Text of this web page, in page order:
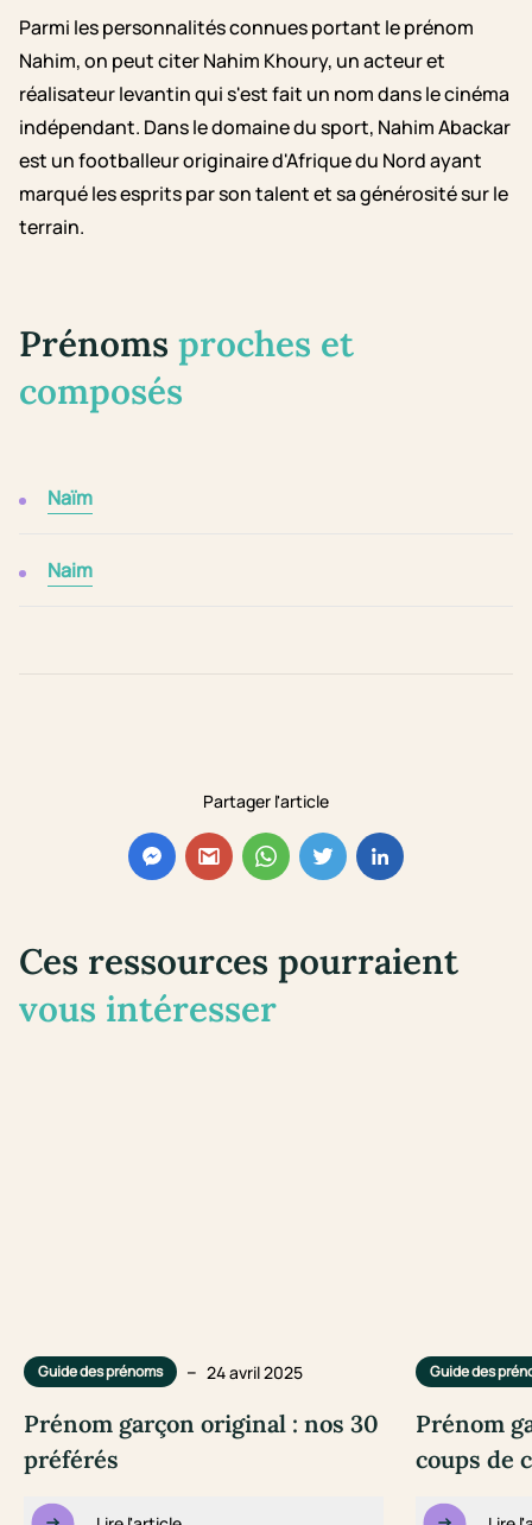
Partager l'article
Parmi les personnalités connues portant le prénom
Nahim, on peut citer Nahim Khoury, un acteur et
réalisateur levantin qui s'est fait un nom dans le cinéma
indépendant. Dans le domaine du sport, Nahim Abackar
est un footballeur originaire d'Afrique du Nord ayant
marqué les esprits par son talent et sa générosité sur le
terrain.
Prénoms proches et
composés
Naïm
Naim
Ces ressources pourraient
vous intéresser
Guide des prénoms – 24 avril 2025
Prénom garçon original : nos 30
préférés
Guide des
Prénom
coups de